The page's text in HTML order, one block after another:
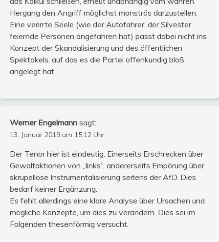
Hergang den Angriff möglichst monströs darzustellen.
Eine verirrte Seele (wie der Autofahrer, der Silvester
feiernde Personen angefahren hat) passt dabei nicht ins
Konzept der Skandalisierung und des öffentlichen
Spektakels, auf das es die Partei offenkundig bloß
angelegt hat.
Werner Engelmann sagt:
13. Januar 2019 um 15:12 Uhr
Der Tenor hier ist eindeutig. Einerseits Erschrecken über
Gewaltaktionen von „links“, andererseits Empörung über
skrupellose Instrumentalisierung seitens der AfD. Dies
bedarf keiner Ergänzung.
Es fehlt allerdings eine klare Analyse über Ursachen und
mögliche Konzepte, um dies zu verändern. Dies sei im
Folgenden thesenförmig versucht.